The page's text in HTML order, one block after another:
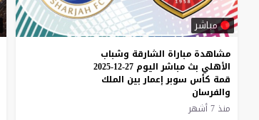
مباشر
مشاهدة مباراة الشارقة وشباب
الأهلي بث مباشر اليوم 27-12-2025
قمة كأس سوبر إعمار بين الملك
والفرسان
منذ 7 أشهر